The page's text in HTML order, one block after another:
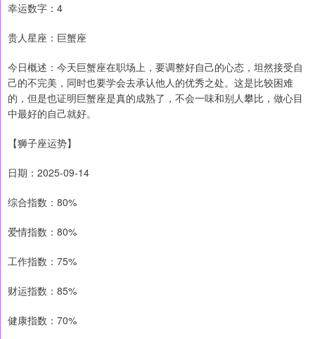
幸运数字：4
贵人星座：巨蟹座
今日概述：今天巨蟹座在职场上，要调整好自己的心态，坦然接受自
己的不完美，同时也要学会去承认他人的优秀之处。这是比较困难
的，但是也证明巨蟹座是真的成熟了，不会一味和别人攀比，做心目
中最好的自己就好。
【狮子座运势】
日期：2025-09-14
综合指数：80%
爱情指数：80%
工作指数：75%
财运指数：85%
健康指数：70%